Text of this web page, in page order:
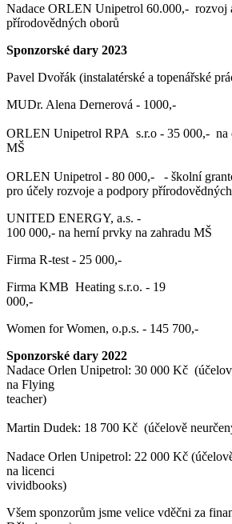
Nadace ORLEN Unipetrol 60.000,- rozvoj
přírodovědných oborů
Sponzorské dary 2023
Pavel Dvořák (instalatérské a topenářské
MUDr. Alena Dernerová - 1000,-
ORLEN Unipetrol RPA s.r.o - 35 000,- na
MŠ
ORLEN Unipetrol - 80 000,- - školní
pro účely rozvoje a podpory
UNITED ENERGY, a.s. -
100 000,- na herní prvky na zahradu MŠ
Firma R-test - 25 000,-
Firma KMB Heating s.r.o. - 19
000,-
Women for Women, o.p.s. - 145 700,-
Sponzorské dary 2022
Nadace Orlen Unipetrol: 30 000 Kč
na Flying
teacher)
Martin Dudek: 18 700 Kč (účelově
Nadace Orlen Unipetrol: 22 000 Kč
na licenci
vividbooks)
Všem sponzorům jsme velice vděčni za